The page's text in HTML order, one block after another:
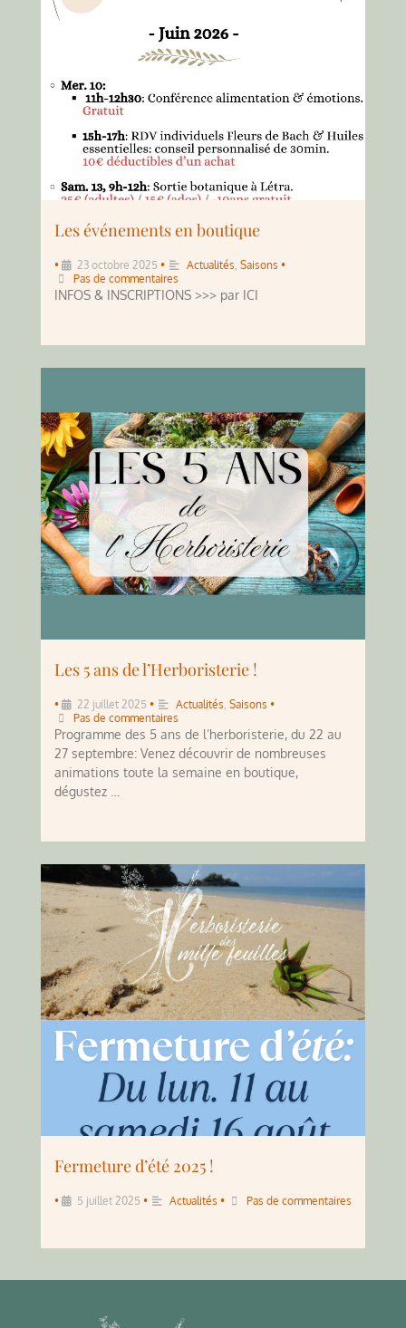
Les événements en boutique
• 23 octobre 2025 • Actualités Saisons •
Pas de commentaires
INFOS & INSCRIPTIONS >>> par ICI
Les 5 ans de l’Herboristerie !
• 22 juillet 2025 • Actualités Saisons •
Pas de commentaires
Programme des 5 ans de l’herboristerie, du 22 au
27 septembre: Venez découvrir de nombreuses
animations toute la semaine en boutique,
dégustez …
Fermeture d’été 2025 !
• 5 juillet 2025 • Actualités • Pas de commentaires